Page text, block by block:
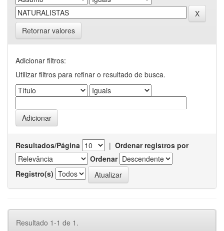
Retornar valores
Adicionar filtros:
Utilizar filtros para refinar o resultado de busca.
Resultados/Página | Ordenar registros por
Ordenar
Registro(s)
Resultado 1-1 de 1.